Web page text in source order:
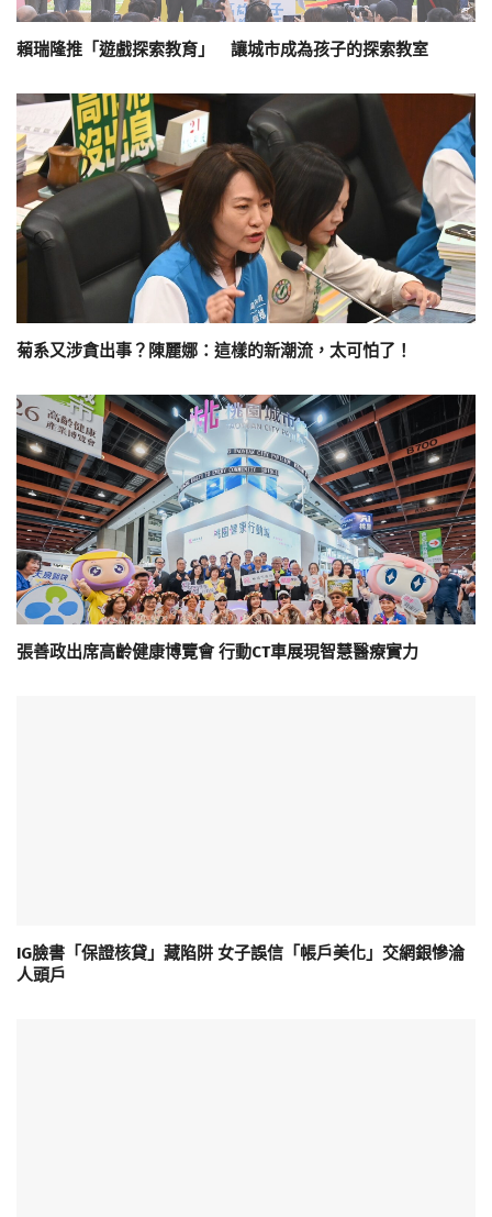
賴瑞隆推「遊戲探索教育」 讓城市成為孩子的探索教室
菊系又涉貪出事？陳麗娜：這樣的新潮流，太可怕了！
張善政出席高齡健康博覽會 行動CT車展現智慧醫療實力
IG臉書「保證核貸」藏陷阱 女子誤信「帳戶美化」交網銀慘淪
人頭戶